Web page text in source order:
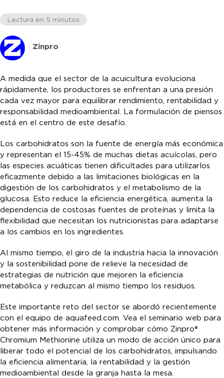
Lectura en 5 minutos
Zinpro
A medida que el sector de la acuicultura evoluciona
rápidamente, los productores se enfrentan a una presión
cada vez mayor para equilibrar rendimiento, rentabilidad y
responsabilidad medioambiental. La formulación de piensos
está en el centro de este desafío.
Los carbohidratos son la fuente de energía más económica
y representan el 15-45% de muchas dietas acuícolas, pero
las especies acuáticas tienen dificultades para utilizarlos
eficazmente debido a las limitaciones biológicas en la
digestión de los carbohidratos y el metabolismo de la
glucosa. Esto reduce la eficiencia energética, aumenta la
dependencia de costosas fuentes de proteínas y limita la
flexibilidad que necesitan los nutricionistas para adaptarse
a los cambios en los ingredientes.
Al mismo tiempo, el giro de la industria hacia la innovación
y la sostenibilidad pone de relieve la necesidad de
estrategias de nutrición que mejoren la eficiencia
metabólica y reduzcan al mismo tiempo los residuos.
Este importante reto del sector se abordó recientemente
con el equipo de aquafeed.com. Vea el seminario web para
obtener más información y comprobar cómo Zinpro®
Chromium Methionine utiliza un modo de acción único para
liberar todo el potencial de los carbohidratos, impulsando
la eficiencia alimentaria, la rentabilidad y la gestión
medioambiental desde la granja hasta la mesa.